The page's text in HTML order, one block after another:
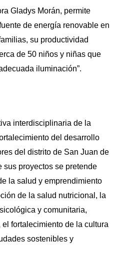
Gladys Morán, permite
de energía renovable en
su productividad
de 50 niños y niñas que
iluminación”.
interdisciplinaria de la
del desarrollo
del distrito de San Juan de
sus proyectos se pretende
la salud y emprendimiento
de la salud nutricional, la
y comunitaria,
fortalecimiento de la cultura
sostenibles y